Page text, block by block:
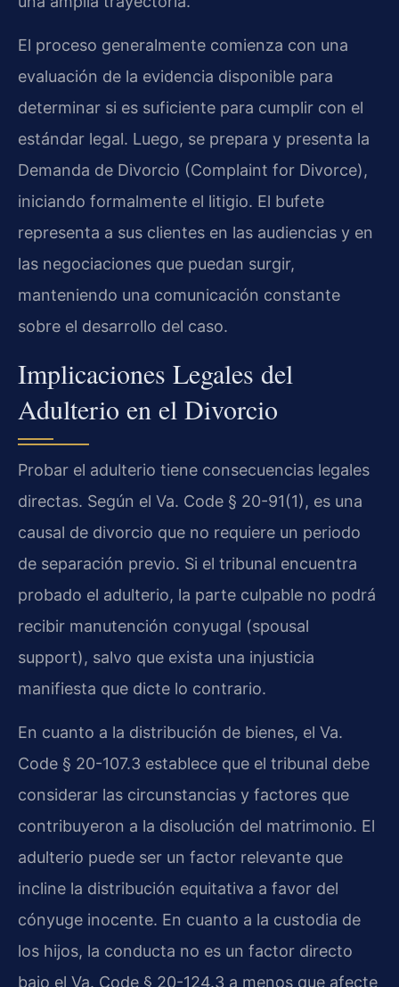
El proceso generalmente comienza con una
evaluación de la evidencia disponible para
determinar si es suficiente para cumplir con el
estándar legal. Luego, se prepara y presenta la
Demanda de Divorcio (Complaint for Divorce),
iniciando formalmente el litigio. El bufete
representa a sus clientes en las audiencias y en
las negociaciones que puedan surgir,
manteniendo una comunicación constante
sobre el desarrollo del caso.
Implicaciones Legales del
Adulterio en el Divorcio
Probar el adulterio tiene consecuencias legales
directas. Según el Va. Code § 20-91(1), es una
causal de divorcio que no requiere un periodo
de separación previo. Si el tribunal encuentra
probado el adulterio, la parte culpable no podrá
recibir manutención conyugal (spousal
support), salvo que exista una injusticia
manifiesta que dicte lo contrario.
En cuanto a la distribución de bienes, el Va.
Code § 20-107.3 establece que el tribunal debe
considerar las circunstancias y factores que
contribuyeron a la disolución del matrimonio. El
adulterio puede ser un factor relevante que
incline la distribución equitativa a favor del
cónyuge inocente. En cuanto a la custodia de
los hijos, la conducta no es un factor directo
bajo el Va. Code § 20-124.3 a menos que afecte